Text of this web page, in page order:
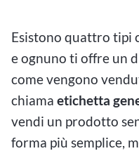
Esistono quattro tipi
e ognuno ti offre un
come vengono
chiama etichetta
vendi un prodotto
forma più semplice,